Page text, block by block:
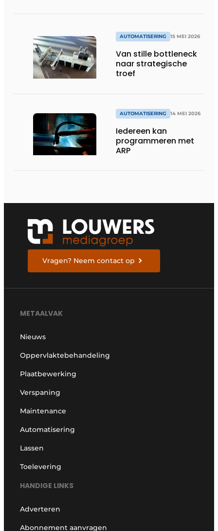
AUTOMATISERING 15 MEI 2026
Van stille bottleneck
naar strategische
troef
AUTOMATISERING 14 MEI 2026
Iedereen kan
programmeren met
ARP
Vragen? Neem contact op
METAALVAK
Nieuws
Oppervlaktebehandeling
Plaatbewerking
Verspaning
Maintenance
Automatisering
Lassen
Toelevering
HANDIGE LINKS
Adverteren
Abonnement aanvragen